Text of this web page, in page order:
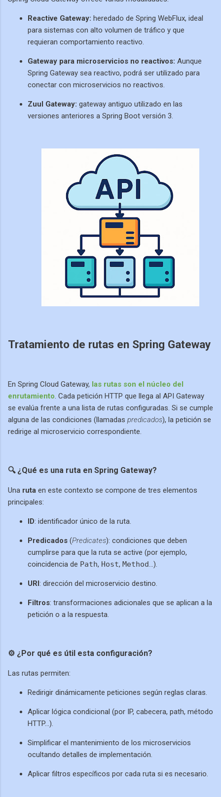
Reactive Gateway: heredado de Spring WebFlux, ideal
para sistemas con alto volumen de tráfico y que
requieran comportamiento reactivo.
Gateway para microservicios no reactivos: Aunque
Spring Gateway sea reactivo, podrá ser utilizado para
conectar con microservicios no reactivos.
Zuul Gateway: gateway antiguo utilizado en las
versiones anteriores a Spring Boot versión 3.
Tratamiento de rutas en Spring Gateway
En Spring Cloud Gateway, las rutas son el núcleo del
enrutamiento. Cada petición HTTP que llega al API Gateway
se evalúa frente a una lista de rutas configuradas. Si se cumple
alguna de las condiciones (llamadas predicados), la petición se
redirige al microservicio correspondiente.
🔍 ¿Qué es una ruta en Spring Gateway?
Una ruta en este contexto se compone de tres elementos
principales:
ID: identificador único de la ruta.
Predicados (Predicates): condiciones que deben
cumplirse para que la ruta se active (por ejemplo,
coincidencia de Path, Host, Method…).
URI: dirección del microservicio destino.
Filtros: transformaciones adicionales que se aplican a la
petición o a la respuesta.
⚙️ ¿Por qué es útil esta configuración?
Las rutas permiten:
Redirigir dinámicamente peticiones según reglas claras.
Aplicar lógica condicional (por IP, cabecera, path, método
HTTP…).
Simplificar el mantenimiento de los microservicios
ocultando detalles de implementación.
Aplicar filtros específicos por cada ruta si es necesario.